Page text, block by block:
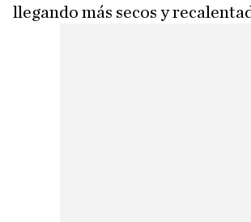
llegando más secos y